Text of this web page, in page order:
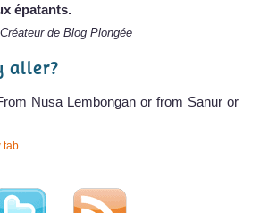
épatants.
de Blog Plongée
aller?
Nusa Lembongan or from Sanur or
tab